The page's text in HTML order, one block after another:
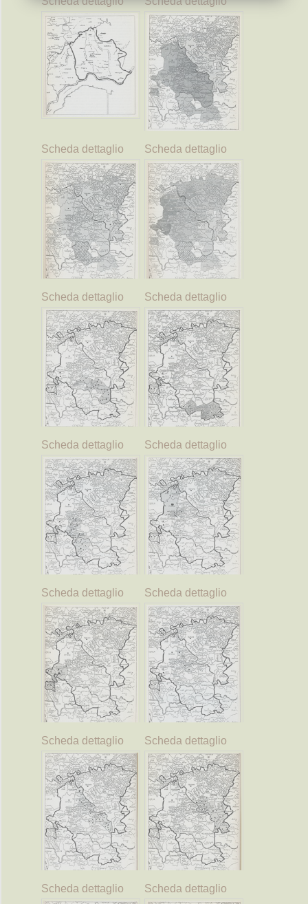
Scheda dettaglio Scheda dettaglio
Scheda dettaglio Scheda dettaglio
Scheda dettaglio Scheda dettaglio
Scheda dettaglio Scheda dettaglio
Scheda dettaglio Scheda dettaglio
Scheda dettaglio Scheda dettaglio